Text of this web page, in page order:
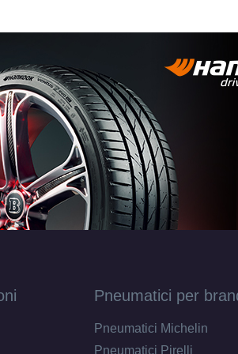
ET45
ET45
ET45
ET45
Pneumatici per
Pneumatici Michelin
Pneumatici Pirelli